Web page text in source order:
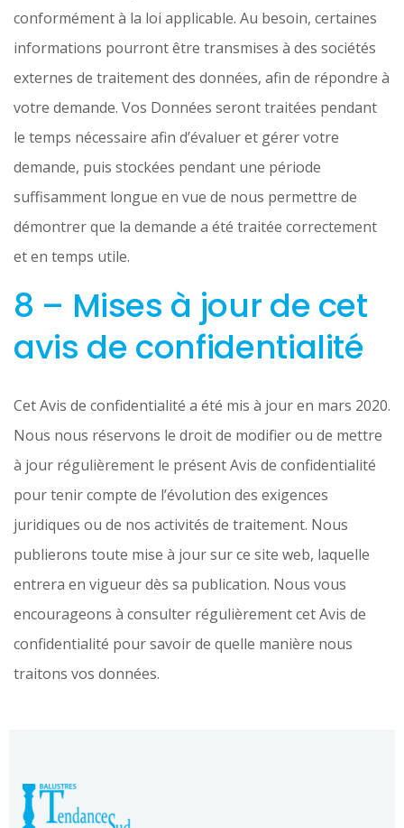
conformément à la loi applicable. Au besoin, certaines
informations pourront être transmises à des sociétés
externes de traitement des données, afin de répondre à
votre demande. Vos Données seront traitées pendant
le temps nécessaire afin d’évaluer et gérer votre
demande, puis stockées pendant une période
suffisamment longue en vue de nous permettre de
démontrer que la demande a été traitée correctement
et en temps utile.
8 – Mises à jour de cet
avis de confidentialité
Cet Avis de confidentialité a été mis à jour en mars 2020.
Nous nous réservons le droit de modifier ou de mettre
à jour régulièrement le présent Avis de confidentialité
pour tenir compte de l’évolution des exigences
juridiques ou de nos activités de traitement. Nous
publierons toute mise à jour sur ce site web, laquelle
entrera en vigueur dès sa publication. Nous vous
encourageons à consulter régulièrement cet Avis de
confidentialité pour savoir de quelle manière nous
traitons vos données.